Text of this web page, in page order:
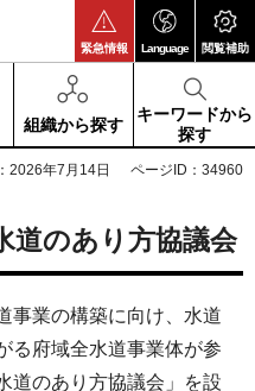
緊急情報 Language 閲覧補助
組織から探す
キーワードから
探す
2026年7月14日 ページID：34960
道のあり方協議会
事業の構築に向け、水道
る府域全水道事業体が参
道のあり方協議会」を設